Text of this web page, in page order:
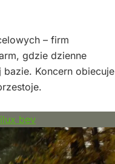
– firm
gdzie dzienne
bazie. Koncern obiecuje